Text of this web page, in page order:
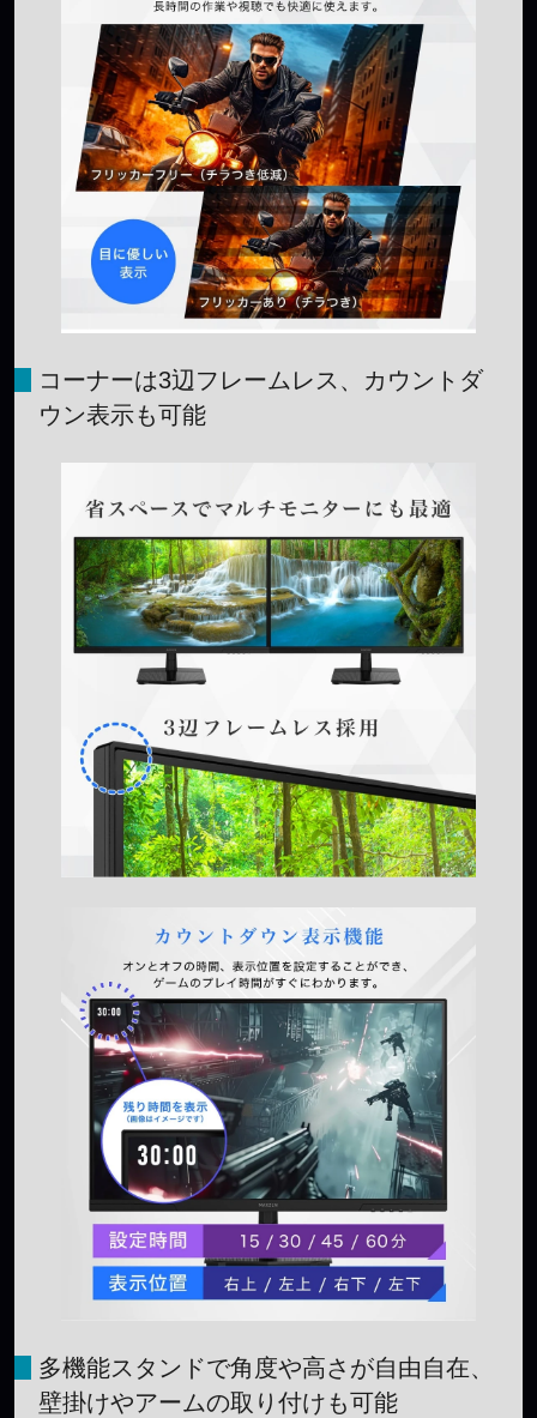
コーナーは3辺フレームレス、カウントダ
ウン表示も可能
多機能スタンドで角度や高さが自由自在、
壁掛けやアームの取り付けも可能